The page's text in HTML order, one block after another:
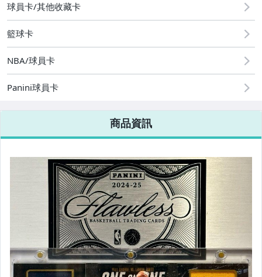
球員卡/其他收藏卡
籃球卡
NBA/球員卡
Panini球員卡
商品資訊